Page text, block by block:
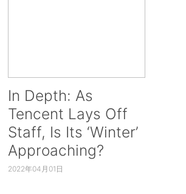
In Depth: As
Tencent Lays Off
Staff, Is Its ‘Winter’
Approaching?
2022年04月01日